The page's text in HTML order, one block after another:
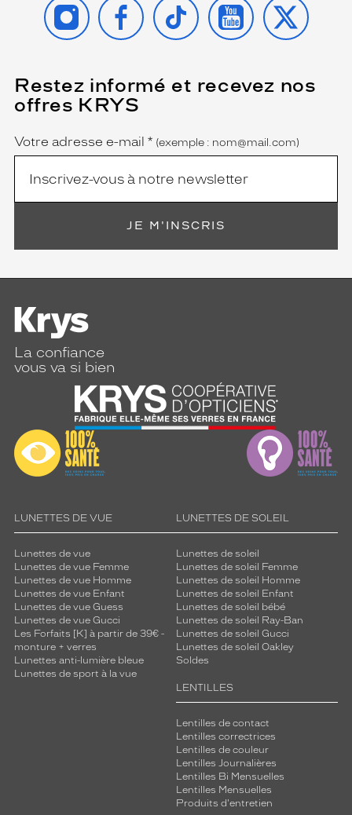
Restez informé et recevez nos
offres KRYS
Name
Votre adresse e-mail *
(Ce
champ
est
obligatoire)
(exemple : nom@mail.com)
JE M'INSCRIS
La confiance
vous va si bien
LUNETTES DE VUE
Lunettes de vue
Lunettes de vue Femme
Lunettes de vue Homme
Lunettes de vue Enfant
Lunettes de vue Guess
Lunettes de vue Gucci
Les Forfaits [K] à partir de 39€ -
monture + verres
Lunettes anti-lumière bleue
Lunettes de sport à la vue
LUNETTES DE SOLEIL
Lunettes de soleil
Lunettes de soleil Femme
Lunettes de soleil Homme
Lunettes de soleil Enfant
Lunettes de soleil bébé
Lunettes de soleil Ray-Ban
Lunettes de soleil Gucci
Lunettes de soleil Oakley
Soldes
LENTILLES
Lentilles de contact
Lentilles correctrices
Lentilles de couleur
Lentilles Journalières
Lentilles Bi Mensuelles
Lentilles Mensuelles
Produits d'entretien